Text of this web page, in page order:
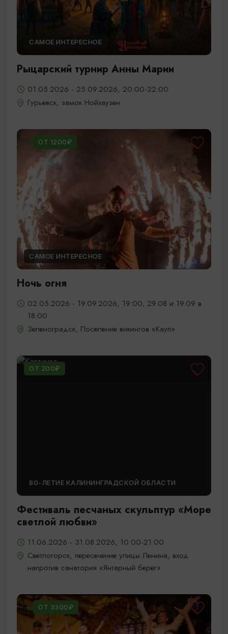
САМОЕ ИНТЕРЕСНОЕ
Рыцарский турнир Анны Марии
01.05.2026 - 25.09.2026, 20:00-22:00
Гурьевск, замок Нойхаузен
ОТ 1200₽
САМОЕ ИНТЕРЕСНОЕ
Ночь огня
02.05.2026 - 19.09.2026, 19:00; 29.08 и 19.09 в
18:00
Зеленоградск, Поселение викингов «Кауп»
ОТ 200₽
80-ЛЕТИЕ КАЛИНИНГРАДСКОЙ ОБЛАСТИ
Фестиваль песчаных скульптур «Море
светлой любви»
11.06.2026 - 31.08.2026, 10:00-21:00
Светлогорск, пересечение улицы Ленина, вход
напротив санатория «Янтарный берег»
ОТ 3300₽